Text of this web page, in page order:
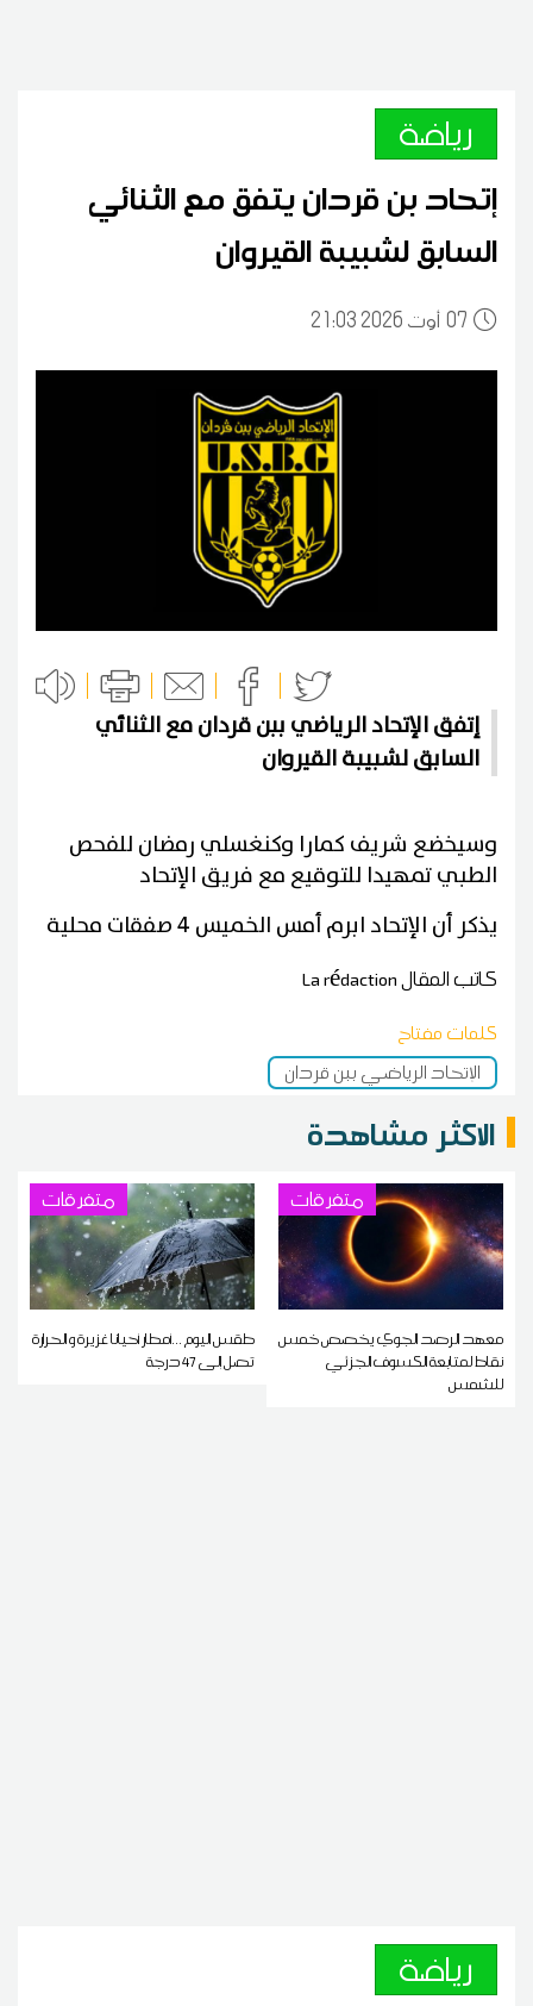
رياضة
إتحاد بن قردان يتفق مع الثنائي
السابق لشبيبة القيروان
0721:03 2026 أوت
إتفق الإتحاد الرياضي ببن قردان مع الثنائي
السابق لشبيبة القيروان
وسيخضع شريف كمارا وكنغسلي رمضان للفحص
الطبي تمهيدا للتوقيع مع فريق الإتحاد
يذكر أن الإتحاد ابرم أمس الخميس 4 صفقات محلية
كاتب المقالLa rédaction
كلمات مفتاح
الإتحاد الرياضي ببن قردان
الاكثر مشاهدة
متفرقات
معهد الرصد الجوي يخصص خمس
نقاط لمتابعة الكسوف الجزئي
للشمس
متفرقات
طقس اليوم ...أمطار أحيانا غزيرة و الحرارة
تصل إلى 47 درجة
رياضة